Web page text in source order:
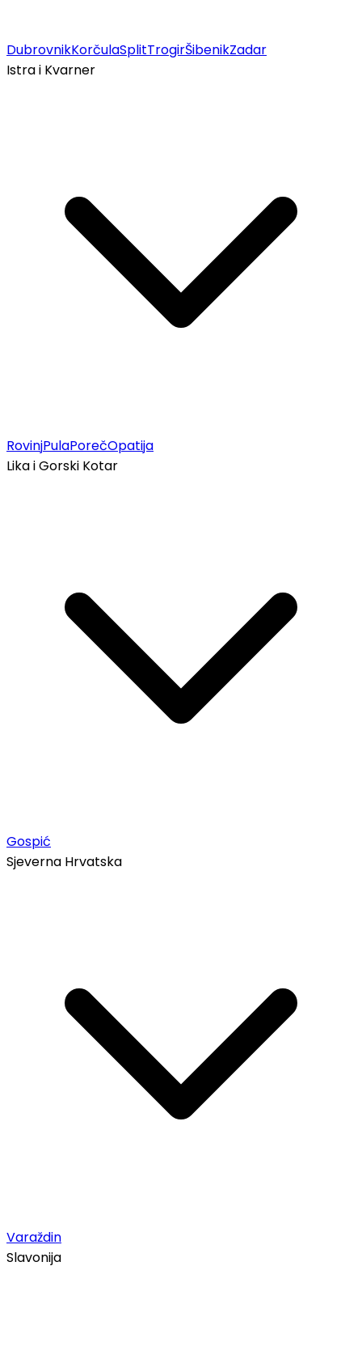
DubrovnikKorčulaSplitTrogirŠibenikZadar
Istra i Kvarner
RovinjPulaPorečOpatija
Lika i Gorski Kotar
Gospić
Sjeverna Hrvatska
Varaždin
Slavonija